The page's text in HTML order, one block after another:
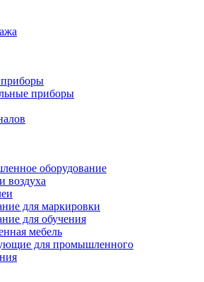
приборы
оборудование
воздуха
для маркировки
для обучения
мебель
для промышленного